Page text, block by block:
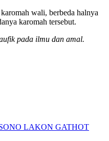
wali, berbeda halnya
karomah tersebut.
pada ilmu dan amal.
LAKON GATHOT